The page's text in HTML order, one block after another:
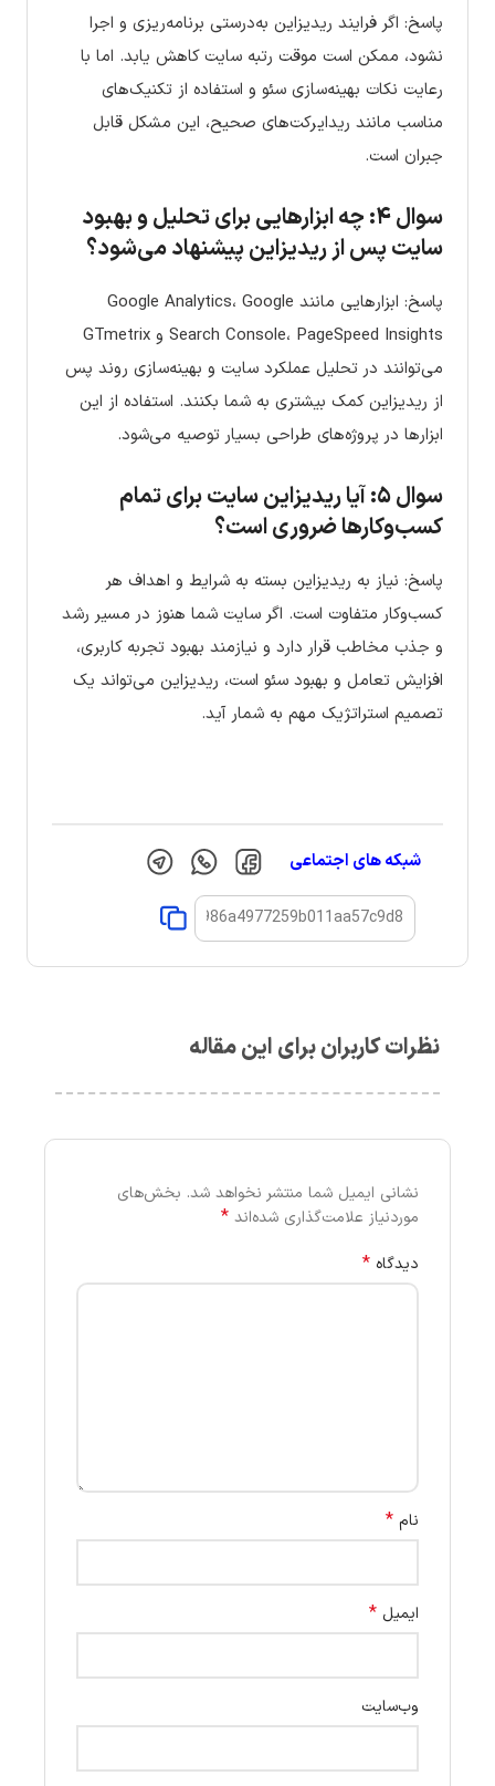
پاسخ: اگر فرایند ریدیزاین به‌درستی برنامه‌ریزی و اجرا
نشود، ممکن است موقت رتبه سایت کاهش یابد. اما با
رعایت نکات بهینه‌سازی سئو و استفاده از تکنیک‌های
مناسب مانند ریدایرکت‌های صحیح، این مشکل قابل
جبران است.
سوال ۴: چه ابزارهایی برای تحلیل و بهبود
سایت پس از ریدیزاین پیشنهاد می‌شود؟
پاسخ: ابزارهایی مانند Google Analytics، Google
Search Console، PageSpeed Insights و GTmetrix
می‌توانند در تحلیل عملکرد سایت و بهینه‌سازی روند پس
از ریدیزاین کمک بیشتری به شما بکنند. استفاده از این
ابزارها در پروژه‌های طراحی بسیار توصیه می‌شود.
سوال ۵: آیا ریدیزاین سایت برای تمام
کسب‌وکارها ضروری است؟
پاسخ: نیاز به ریدیزاین بسته به شرایط و اهداف هر
کسب‌وکار متفاوت است. اگر سایت شما هنوز در مسیر رشد
و جذب مخاطب قرار دارد و نیازمند بهبود تجربه کاربری،
افزایش تعامل و بهبود سئو است، ریدیزاین می‌تواند یک
تصمیم استراتژیک مهم به شمار آید.
شبکه های اجتماعی
نظرات کاربران برای این مقاله
نشانی ایمیل شما منتشر نخواهد شد. بخش‌های
موردنیاز علامت‌گذاری شده‌اند *
دیدگاه *
نام *
ایمیل *
وب‌سایت